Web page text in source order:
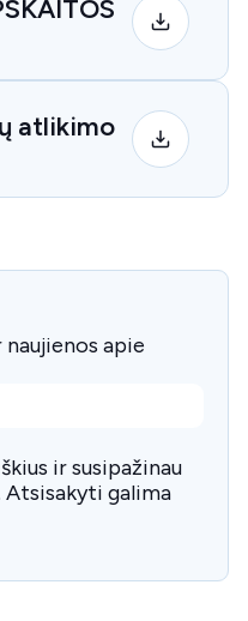
atlikimo
apie
ir susipažinau
Atsisakyti galima